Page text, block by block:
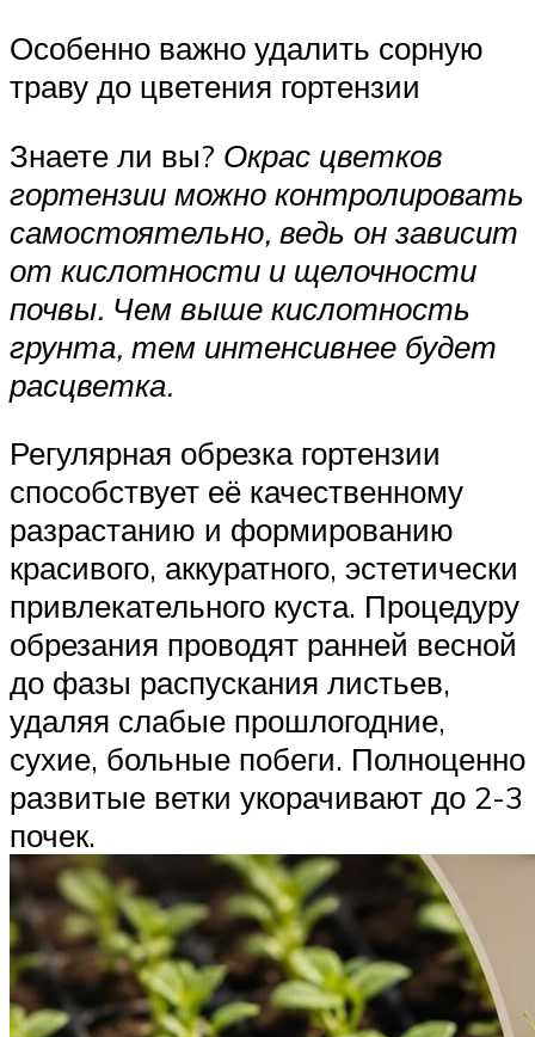
Особенно важно удалить сорную
траву до цветения гортензии
Знаете ли вы? Окрас цветков
гортензии можно контролировать
самостоятельно, ведь он зависит
от кислотности и щелочности
почвы. Чем выше кислотность
грунта, тем интенсивнее будет
расцветка.
Регулярная обрезка гортензии
способствует её качественному
разрастанию и формированию
красивого, аккуратного, эстетически
привлекательного куста. Процедуру
обрезания проводят ранней весной
до фазы распускания листьев,
удаляя слабые прошлогодние,
сухие, больные побеги. Полноценно
развитые ветки укорачивают до 2-3
почек.